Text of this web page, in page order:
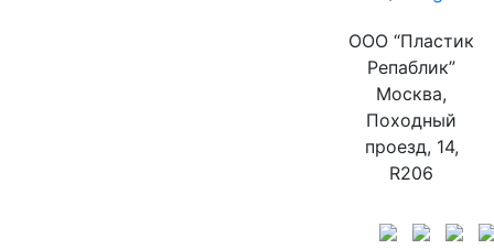
ООО “Пластик
Репаблик”
Москва,
Походный
проезд, 14,
R206